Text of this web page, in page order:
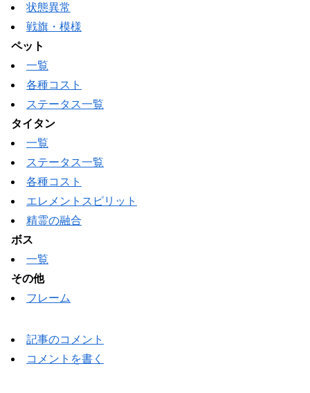
状態異常
戦旗・模様
ペット
一覧
各種コスト
ステータス一覧
タイタン
一覧
ステータス一覧
各種コスト
エレメントスピリット
精霊の融合
ボス
一覧
その他
フレーム
記事のコメント
コメントを書く